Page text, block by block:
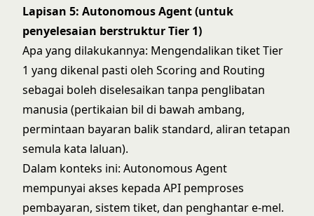
Lapisan 5: Autonomous Agent (untuk
penyelesaian berstruktur Tier 1)
Apa yang dilakukannya: Mengendalikan tiket Tier
1 yang dikenal pasti oleh Scoring and Routing
sebagai boleh diselesaikan tanpa penglibatan
manusia (pertikaian bil di bawah ambang,
permintaan bayaran balik standard, aliran tetapan
semula kata laluan).
Dalam konteks ini: Autonomous Agent
mempunyai akses kepada API pemproses
pembayaran, sistem tiket, dan penghantar e-mel.